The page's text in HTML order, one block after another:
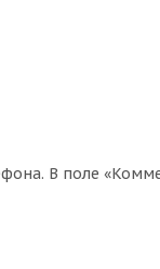
В поле